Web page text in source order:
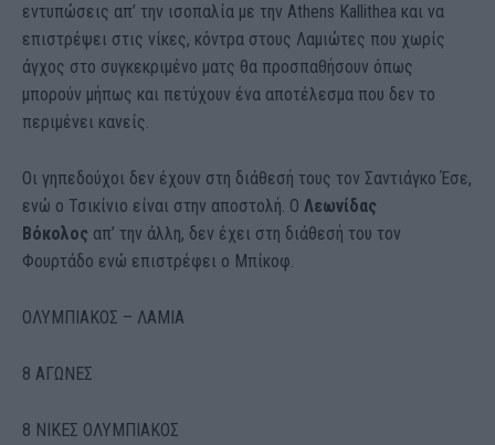
εντυπώσεις απ’ την ισοπαλία με την Athens Kallithea και να
επιστρέψει στις νίκες, κόντρα στους Λαμιώτες που χωρίς
άγχος στο συγκεκριμένο ματς θα προσπαθήσουν όπως
μπορούν μήπως και πετύχουν ένα αποτέλεσμα που δεν το
περιμένει κανείς.
Οι γηπεδούχοι δεν έχουν στη διάθεσή τους τον Σαντιάγκο Έσε,
ενώ ο Τσικίνιο είναι στην αποστολή. O Λεωνίδας
Βόκολος απ’ την άλλη, δεν έχει στη διάθεσή του τον
Φουρτάδο ενώ επιστρέφει ο Μπίκοφ.
ΟΛΥΜΠΙΑΚΟΣ – ΛΑΜΙΑ
8 ΑΓΩΝΕΣ
8 ΝΙΚΕΣ ΟΛΥΜΠΙΑΚΟΣ